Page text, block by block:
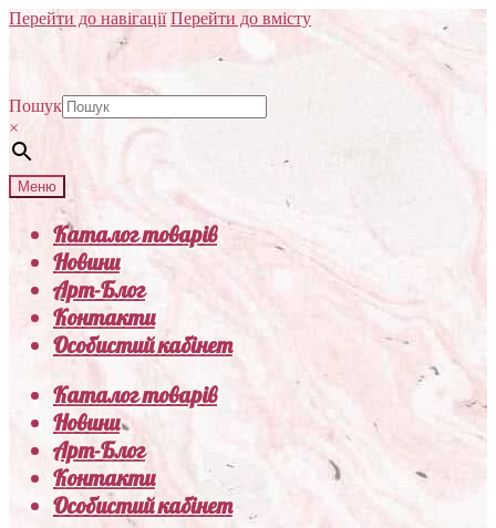
Перейти до навігації Перейти до вмісту
Пошук
×
Меню
Каталог товарів
Новини
Арт-Блог
Контакти
Особистий кабінет
Каталог товарів
Новини
Арт-Блог
Контакти
Особистий кабінет